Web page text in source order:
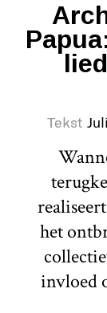
Tekst
het
invloed